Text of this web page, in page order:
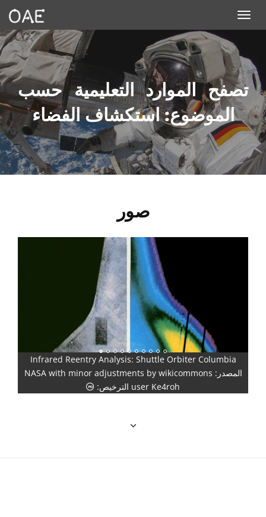
Toggle navigation
تصفح الموارد التعليمية حسب
الموضوع: استكشاف الفضاء
صور
Infrared Reentry Analysis: Shuttle Orbiter Columbia
المصدر: NASA with minor adjustments by wikicommons
user Ke4roh الترخيص:
الملكية العامة أيقونات